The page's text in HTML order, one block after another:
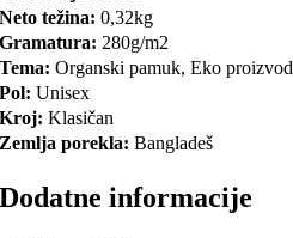
Neto težina: 0,32kg
Gramatura: 280g/m2
Tema: Organski pamuk, Eko proizvod
Pol: Unisex
Kroj: Klasičan
Zemlja porekla: Bangladeš
Dodatne informacije